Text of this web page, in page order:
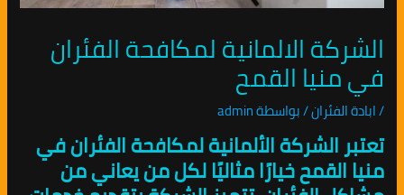
الشركة الالمانية لمكافحة الفئران
في منيا القمح
/ابادة الفئران/ بواسطةadmin
تعتبر الشركة الألمانية لمكافحة الفئران في
منيا القمح خيارًا مثاليًا لكل من يعاني من